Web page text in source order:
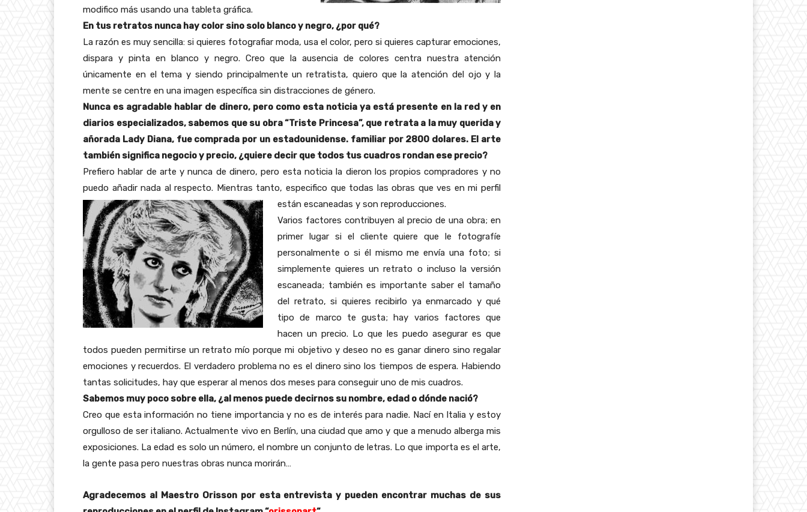
modifico más usando una tableta gráfica.
En tus retratos nunca hay color sino solo blanco y negro, ¿por qué?
La razón es muy sencilla: si quieres fotografiar moda, usa el color, pero si quieres capturar emociones,
dispara y pinta en blanco y negro. Creo que la ausencia de colores centra nuestra atención
únicamente en el tema y siendo principalmente un retratista, quiero que la atención del ojo y la
mente se centre en una imagen específica sin distracciones de género.
Nunca es agradable hablar de dinero, pero como esta noticia ya está presente en la red y en
diarios especializados, sabemos que su obra “Triste Princesa”, que retrata a la muy querida y
añorada Lady Diana, fue comprada por un estadounidense. familiar por 2800 dolares. El arte
también significa negocio y precio, ¿quiere decir que todos tus cuadros rondan ese precio?
Prefiero hablar de arte y nunca de dinero, pero esta noticia la dieron los propios compradores y no
puedo añadir nada al respecto. Mientras tanto, especifico que todas las obras que ves en mi perfil
están escaneadas y son reproducciones.
Varios factores contribuyen al precio de una obra; en
primer lugar si el cliente quiere que le fotografíe
personalmente o si él mismo me envía una foto; si
simplemente quieres un retrato o incluso la versión
escaneada; también es importante saber el tamaño
del retrato, si quieres recibirlo ya enmarcado y qué
tipo de marco te gusta; hay varios factores que
hacen un precio. Lo que les puedo asegurar es que
todos pueden permitirse un retrato mío porque mi objetivo y deseo no es ganar dinero sino regalar
emociones y recuerdos. El verdadero problema no es el dinero sino los tiempos de espera. Habiendo
tantas solicitudes, hay que esperar al menos dos meses para conseguir uno de mis cuadros.
Sabemos muy poco sobre ella, ¿al menos puede decirnos su nombre, edad o dónde nació?
Creo que esta información no tiene importancia y no es de interés para nadie. Nací en Italia y estoy
orgulloso de ser italiano. Actualmente vivo en Berlín, una ciudad que amo y que a menudo alberga mis
exposiciones. La edad es solo un número, el nombre un conjunto de letras. Lo que importa es el arte,
la gente pasa pero nuestras obras nunca morirán…
Agradecemos al Maestro Orisson por esta entrevista y pueden encontrar muchas de sus